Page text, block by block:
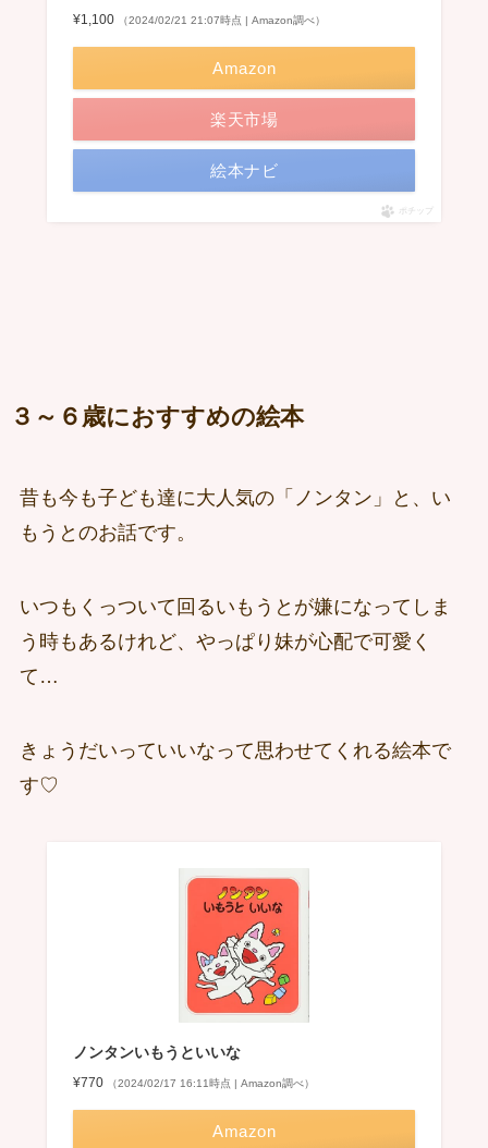
¥1,100 （2024/02/21 21:07時点 | Amazon調べ）
Amazon
楽天市場
絵本ナビ
ポチップ
３～６歳におすすめの絵本
昔も今も子ども達に大人気の「ノンタン」と、い
もうとのお話です。
いつもくっついて回るいもうとが嫌になってしま
う時もあるけれど、やっぱり妹が心配で可愛く
て…
きょうだいっていいなって思わせてくれる絵本で
す♡
ノンタンいもうといいな
¥770 （2024/02/17 16:11時点 | Amazon調べ）
Amazon